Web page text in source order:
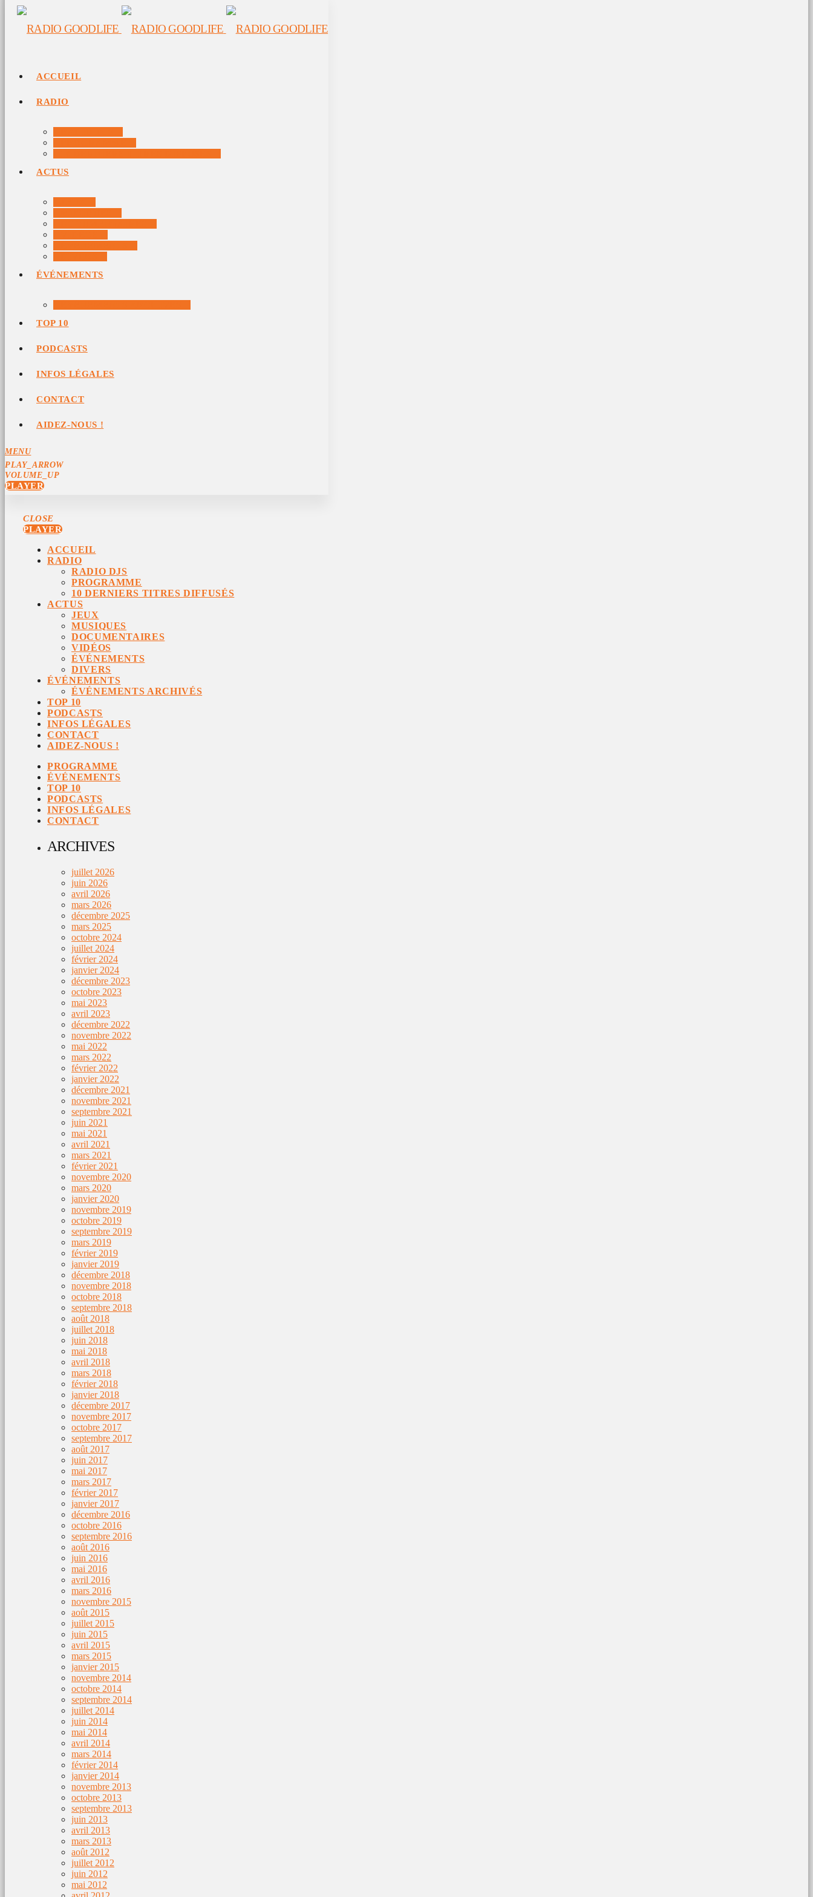
ACCUEIL
RADIO
ACTUS
ÉVÉNEMENTS
TOP 10
PODCASTS
INFOS LÉGALES
CONTACT
AIDEZ-NOUS !
MENU
PLAY_ARROW
VOLUME_UP
PLAYER
CLOSE
PLAYER
ACCUEIL
RADIO
RADIO DJS
PROGRAMME
10 DERNIERS TITRES DIFFUSÉS
ACTUS
JEUX
MUSIQUES
DOCUMENTAIRES
VIDÉOS
ÉVÉNEMENTS
DIVERS
ÉVÉNEMENTS
ÉVÉNEMENTS ARCHIVÉS
TOP 10
PODCASTS
INFOS LÉGALES
CONTACT
AIDEZ-NOUS !
PROGRAMME
ÉVÉNEMENTS
TOP 10
PODCASTS
INFOS LÉGALES
CONTACT
ARCHIVES
juillet 2026
juin 2026
avril 2026
mars 2026
décembre 2025
mars 2025
octobre 2024
juillet 2024
février 2024
janvier 2024
décembre 2023
octobre 2023
mai 2023
avril 2023
décembre 2022
novembre 2022
mai 2022
mars 2022
février 2022
janvier 2022
décembre 2021
novembre 2021
septembre 2021
juin 2021
mai 2021
avril 2021
mars 2021
février 2021
novembre 2020
mars 2020
janvier 2020
novembre 2019
octobre 2019
septembre 2019
mars 2019
février 2019
janvier 2019
décembre 2018
novembre 2018
octobre 2018
septembre 2018
août 2018
juillet 2018
juin 2018
mai 2018
avril 2018
mars 2018
février 2018
janvier 2018
décembre 2017
novembre 2017
octobre 2017
septembre 2017
août 2017
juin 2017
mai 2017
mars 2017
février 2017
janvier 2017
décembre 2016
octobre 2016
septembre 2016
août 2016
juin 2016
mai 2016
avril 2016
mars 2016
novembre 2015
août 2015
juillet 2015
juin 2015
avril 2015
mars 2015
janvier 2015
novembre 2014
octobre 2014
septembre 2014
juillet 2014
juin 2014
mai 2014
avril 2014
mars 2014
février 2014
janvier 2014
novembre 2013
octobre 2013
septembre 2013
juin 2013
avril 2013
mars 2013
août 2012
juillet 2012
juin 2012
mai 2012